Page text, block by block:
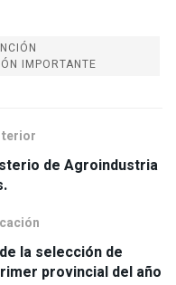
IMPORTANTE
de Agroindustria
la selección de
provincial del año